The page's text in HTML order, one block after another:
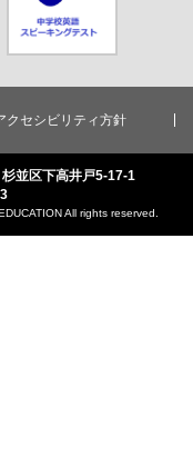
スト（別ウイ
ンドウが開き
クセシビリティ方針
並区下高井戸5-17-1
All rights reserved.